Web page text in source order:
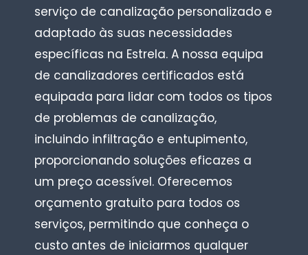
serviço de canalização personalizado e
adaptado às suas necessidades
específicas na Estrela. A nossa equipa
de canalizadores certificados está
equipada para lidar com todos os tipos
de problemas de canalização,
incluindo infiltração e entupimento,
proporcionando soluções eficazes a
um preço acessível. Oferecemos
orçamento gratuito para todos os
serviços, permitindo que conheça o
custo antes de iniciarmos qualquer